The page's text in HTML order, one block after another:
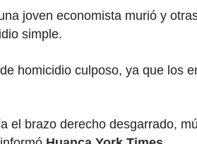
joven economista murió y
simple.
homicidio culposo, ya que los
el brazo derecho desgarrado,